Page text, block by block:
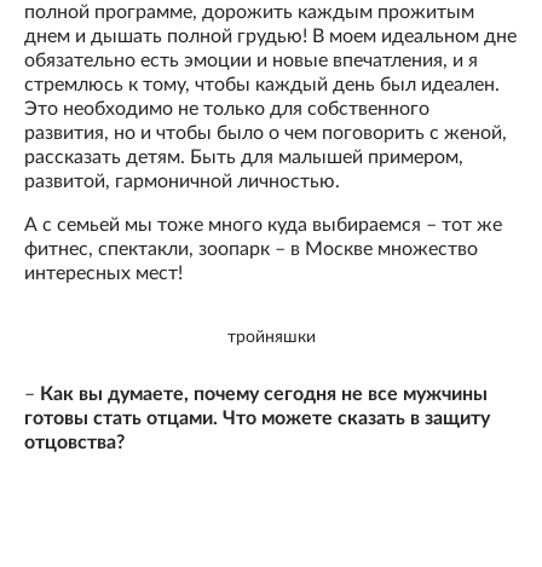
полной программе, дорожить каждым прожитым
днем и дышать полной грудью! В моем идеальном дне
обязательно есть эмоции и новые впечатления, и я
стремлюсь к тому, чтобы каждый день был идеален.
Это необходимо не только для собственного
развития, но и чтобы было о чем поговорить с женой,
рассказать детям. Быть для малышей примером,
развитой, гармоничной личностью.
А с семьей мы тоже много куда выбираемся – тот же
фитнес, спектакли, зоопарк – в Москве множество
интересных мест!
тройняшки
– Как вы думаете, почему сегодня не все мужчины
готовы стать отцами. Что можете сказать в защиту
отцовства?